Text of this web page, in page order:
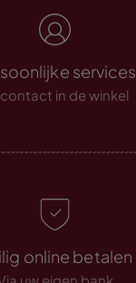
services
contact in de winkel
online betalen